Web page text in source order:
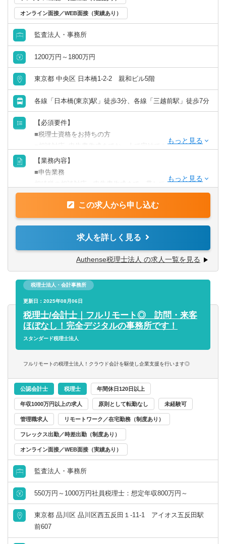
オンライン面接／WEB面接（実績あり）
監査法人・事務所
1200万円～1800万円
東京都 中央区 日本橋1-2-2 親和ビル5階
各線「日本橋(東京)駅」徒歩3分、各線「三越前駅」徒歩7分
【必須要件】
■税理士資格をお持ちの方
■相談対応~申告書作成までお一人で完結できる方
【歓迎要件】
【求める人物像】
■分からないことを自身で調べたり周囲に聞く事ができる方
【業務内容】
■申告業務
相続税の相談対応～申告書作成まで一貫して対応いただき
ただし、現状すぐに相続案件があるわけではないため、
その他関連業務についてもご依頼する可能性がございま
※基本的には事務所かご自宅、セキュリティの確保できる
作業場所などで勤務いただけます。
期に繁忙になるという事はございません。
この求人から申し込む
求人を詳しく見る
Authense税理士法人 の求人一覧を見る
税理士法人・会計事務所
更新日：2025年08月06日
税理士/会計士｜フルリモート◎ 訪問・来客
ほぼなし！完全デジタルの事務所です！
スタンダード税理士法人
フルリモートの税理士法人！クラウド会計を駆使し企業支援を行います◎
公認会計士 税理士 年間休日120日以上
年収1000万円以上の求人 原則として転勤なし 未経験可
管理職求人 リモートワーク／在宅勤務（制度あり）
フレックス出勤／時差出勤（制度あり）
オンライン面接／WEB面接（実績あり）
監査法人・事務所
550万円～1000万円社員税理士：想定年収800万円～
東京都 品川区 品川区西五反田１-11-1 アイオス五反田駅
前607